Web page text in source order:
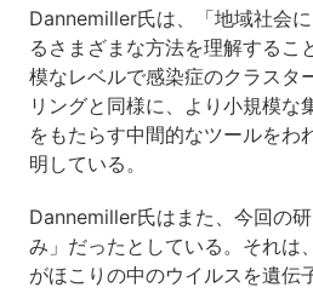
Dannemiller氏は、「地域社会
るさまざまな方法を理解するこ
模なレベルで感染症のクラスタ
リングと同様に、より小規模な
をもたらす中間的なツールをわ
明している。
Dannemiller氏はまた、今回の
み」だったとしている。それは
がほこりの中のウイルスを遺伝